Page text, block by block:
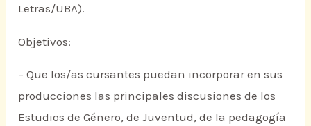
Letras/UBA).
Objetivos:
– Que los/as cursantes puedan incorporar en sus
producciones las principales discusiones de los
Estudios de Género, de Juventud, de la pedagogía